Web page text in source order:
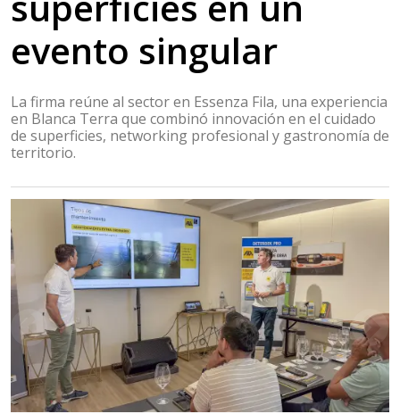
evento singular
La firma reúne al sector en Essenza Fila, una experiencia
en Blanca Terra que combinó innovación en el cuidado
de superficies, networking profesional y gastronomía de
territorio.